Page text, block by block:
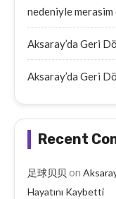
nedeniyle merasim
Aksaray’da Geri
Aksaray’da Geri
Recent
足球贝贝 on
Hayatını Kaybetti